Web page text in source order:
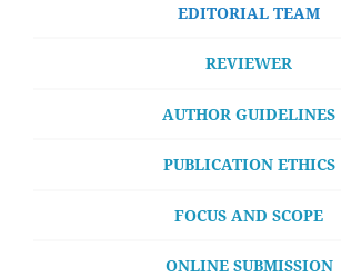
EDITORIAL TEAM
REVIEWER
AUTHOR GUIDELINES
PUBLICATION ETHICS
FOCUS AND SCOPE
ONLINE SUBMISSION